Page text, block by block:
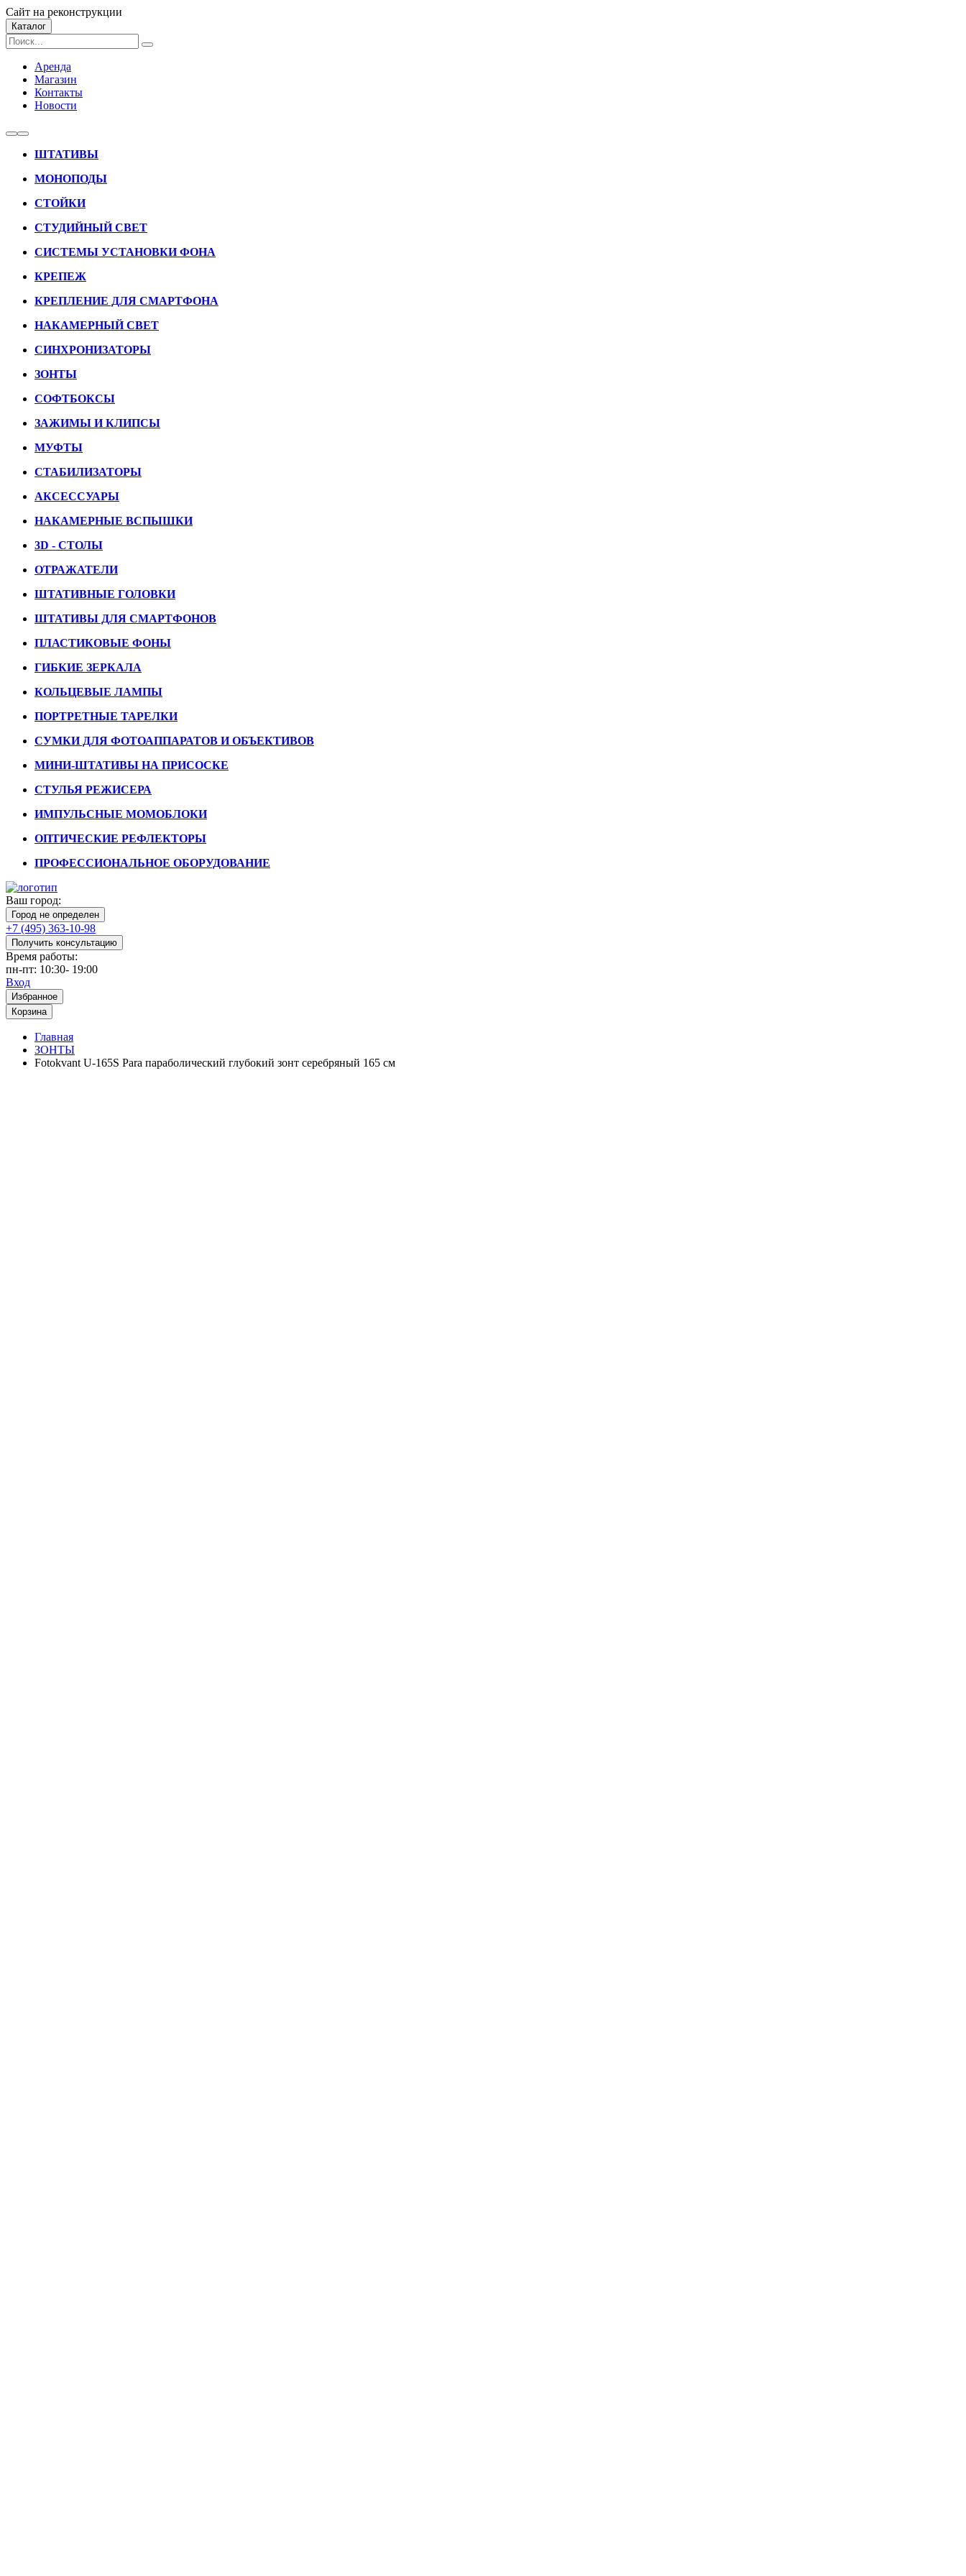
Сайт на реконструкции
Каталог
Аренда
Магазин
Контакты
Новости
ШТАТИВЫ
МОНОПОДЫ
СТОЙКИ
СТУДИЙНЫЙ СВЕТ
СИСТЕМЫ УСТАНОВКИ ФОНА
КРЕПЕЖ
КРЕПЛЕНИЕ ДЛЯ СМАРТФОНА
НАКАМЕРНЫЙ СВЕТ
СИНХРОНИЗАТОРЫ
ЗОНТЫ
СОФТБОКСЫ
ЗАЖИМЫ И КЛИПСЫ
МУФТЫ
СТАБИЛИЗАТОРЫ
АКСЕССУАРЫ
НАКАМЕРНЫЕ ВСПЫШКИ
3D - СТОЛЫ
ОТРАЖАТЕЛИ
ШТАТИВНЫЕ ГОЛОВКИ
ШТАТИВЫ ДЛЯ СМАРТФОНОВ
ПЛАСТИКОВЫЕ ФОНЫ
ГИБКИЕ ЗЕРКАЛА
КОЛЬЦЕВЫЕ ЛАМПЫ
ПОРТРЕТНЫЕ ТАРЕЛКИ
СУМКИ ДЛЯ ФОТОАППАРАТОВ И ОБЪЕКТИВОВ
МИНИ-ШТАТИВЫ НА ПРИСОСКЕ
СТУЛЬЯ РЕЖИСЕРА
ИМПУЛЬСНЫЕ МОМОБЛОКИ
ОПТИЧЕСКИЕ РЕФЛЕКТОРЫ
ПРОФЕССИОНАЛЬНОЕ ОБОРУДОВАНИЕ
Ваш город:
Город не определен
+7 (495) 363-10-98
Получить консультацию
Время работы:
пн-пт: 10:30- 19:00
Вход
Избранное
Корзина
Главная
ЗОНТЫ
Fotokvant U-165S Para параболический глубокий зонт серебряный 165 см